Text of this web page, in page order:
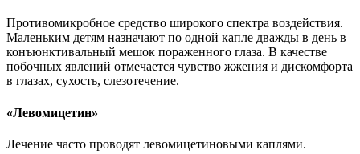
Противомикробное средство широкого спектра воздействия.
Маленьким детям назначают по одной капле дважды в день в
конъюнктивальный мешок пораженного глаза. В качестве
побочных явлений отмечается чувство жжения и дискомфорта
в глазах, сухость, слезотечение.
«Левомицетин»
Лечение часто проводят левомицетиновыми каплями.